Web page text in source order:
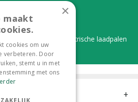
bij ons in én elektrische laadpalen
×
maakt
cookies om uw
verbeteren. Door
stemt u in met
met ons